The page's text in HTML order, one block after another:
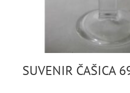
SUVENIR ČAŠICA